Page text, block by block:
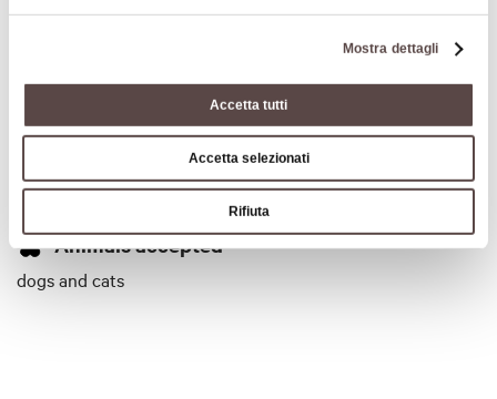
Mostra dettagli
Accetta tutti
Accetta selezionati
Rifiuta
Cards accepted
Bancomat, Mastercard, Visa, American Express
Animals accepted
dogs and cats